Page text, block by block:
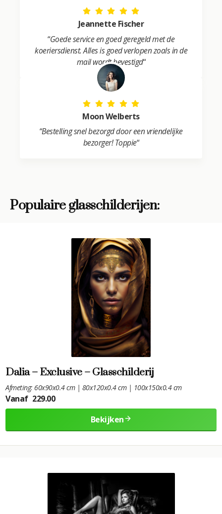
Jeannette Fischer
“Goede service en goed geregeld met de
koeriersdienst. Alles is goed verlopen zoals in de
mail wordt bevestigd“
Moon Welberts
“Bestelling snel bezorgd door een vriendelijke
bezorger! Toppie“
Populaire glasschilderijen:
Dalia – Exclusive – Glasschilderij
Afmeting: 60x90x0.4 cm | 80x120x0.4 cm | 100x150x0.4 cm
Vanaf 229.00
Bekijken